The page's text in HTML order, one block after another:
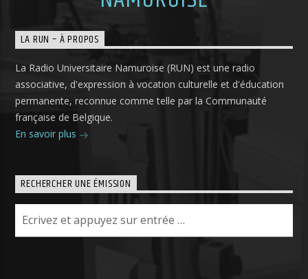
LA RUN – À PROPOS
La Radio Universitaire Namuroise (RUN) est une radio
associative, d'expression à vocation culturelle et d'éducation
permanente, reconnue comme telle par la Communauté
française de Belgique.
En savoir plus
RECHERCHER UNE ÉMISSION